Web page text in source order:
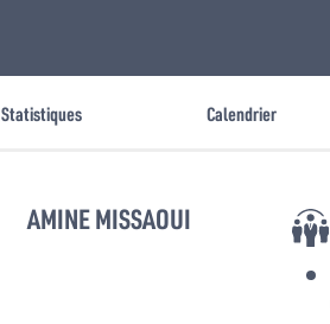
Statistiques Calendrier
AMINE MISSAOUI